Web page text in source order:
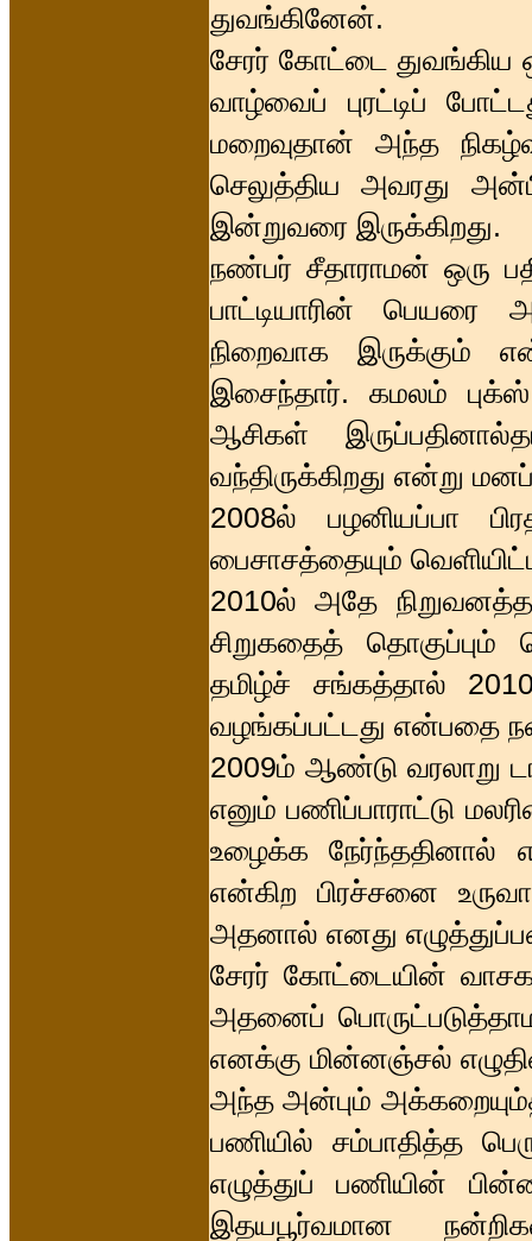
துவங்கினேன்.
சேரர் கோட்டை துவங்கிய
வாழ்வைப் புரட்டிப்
மறைவுதான் அந்த
செலுத்திய அவரது
இன்றுவரை இருக்கிறது.
நண்பர் சீதாராமன் ஒரு
பாட்டியாரின் பெயரை
நிறைவாக இருக்கும்
இசைந்தார். கமலம் புக்ஸ்
ஆசிகள்
வந்திருக்கிறது என்று
2008ல் பழனியப்பா
பைசாசத்தையும்
2010ல் அதே
சிறுகதைத் தொகுப்பும்
தமிழ்ச் சங்கத்தால்
வழங்கப்பட்டது என்பதை
2009ம் ஆண்டு வரலாறு
எனும் பணிப்பாராட்டு
உழைக்க நேர்ந்ததினால்
என்கிற பிரச்சனை
அதனால் எனது
சேரர் கோட்டையின்
அதனைப்
எனக்கு மின்னஞ்சல்
அந்த அன்பும்
பணியில் சம்பாதித்த
எழுத்துப் பணியின்
இதயபூர்வமான